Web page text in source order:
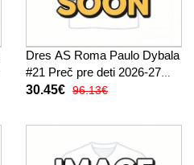
Dres AS Roma Paulo Dybala
#21 Preč pre deti 2026-27
Krátky Rukáv (+ trenírky)
30.45€ 96.13€